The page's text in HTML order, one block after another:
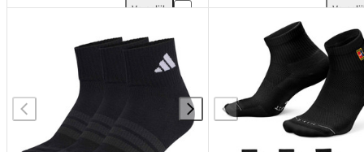
Vergelijk
Nike Everyday Elevated Crew Sokken 6-Pack